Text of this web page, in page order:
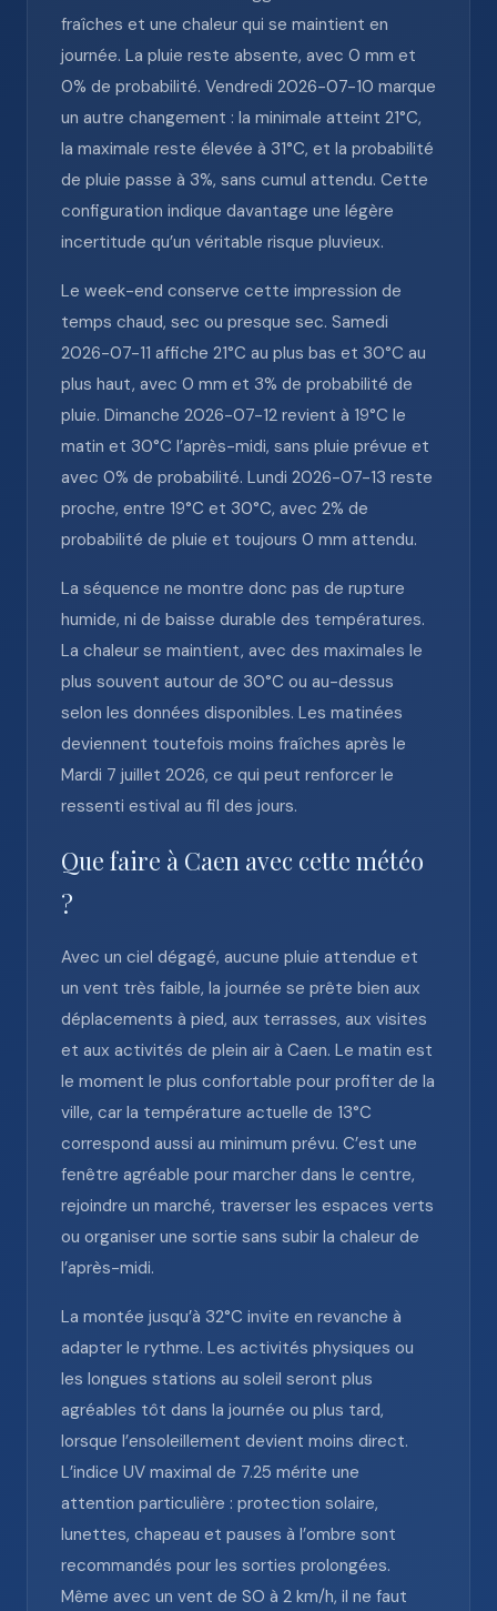
fraîches et une chaleur qui se maintient en
journée. La pluie reste absente, avec 0 mm et
0% de probabilité. Vendredi 2026-07-10 marque
un autre changement : la minimale atteint 21°C,
la maximale reste élevée à 31°C, et la probabilité
de pluie passe à 3%, sans cumul attendu. Cette
configuration indique davantage une légère
incertitude qu’un véritable risque pluvieux.
Le week-end conserve cette impression de
temps chaud, sec ou presque sec. Samedi
2026-07-11 affiche 21°C au plus bas et 30°C au
plus haut, avec 0 mm et 3% de probabilité de
pluie. Dimanche 2026-07-12 revient à 19°C le
matin et 30°C l’après-midi, sans pluie prévue et
avec 0% de probabilité. Lundi 2026-07-13 reste
proche, entre 19°C et 30°C, avec 2% de
probabilité de pluie et toujours 0 mm attendu.
La séquence ne montre donc pas de rupture
humide, ni de baisse durable des températures.
La chaleur se maintient, avec des maximales le
plus souvent autour de 30°C ou au-dessus
selon les données disponibles. Les matinées
deviennent toutefois moins fraîches après le
Mardi 7 juillet 2026, ce qui peut renforcer le
ressenti estival au fil des jours.
Que faire à Caen avec cette météo
?
Avec un ciel dégagé, aucune pluie attendue et
un vent très faible, la journée se prête bien aux
déplacements à pied, aux terrasses, aux visites
et aux activités de plein air à Caen. Le matin est
le moment le plus confortable pour profiter de la
ville, car la température actuelle de 13°C
correspond aussi au minimum prévu. C’est une
fenêtre agréable pour marcher dans le centre,
rejoindre un marché, traverser les espaces verts
ou organiser une sortie sans subir la chaleur de
l’après-midi.
La montée jusqu’à 32°C invite en revanche à
adapter le rythme. Les activités physiques ou
les longues stations au soleil seront plus
agréables tôt dans la journée ou plus tard,
lorsque l’ensoleillement devient moins direct.
L’indice UV maximal de 7.25 mérite une
attention particulière : protection solaire,
lunettes, chapeau et pauses à l’ombre sont
recommandés pour les sorties prolongées.
Même avec un vent de SO à 2 km/h, il ne faut